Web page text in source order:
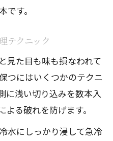
す。
テクニック
見た目も味も損なわれて
つにはいくつかのテクニ
に浅い切り込みを数本入
る破れを防げます。
水にしっかり浸して急冷